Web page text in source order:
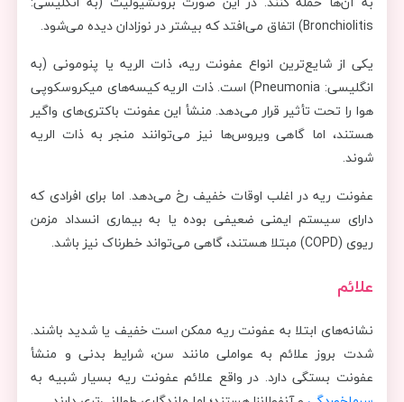
Bronchiolitis) اتفاق می‌افتد که بیشتر در نوزادان دیده می‌شود.
یکی از شایع‌ترین انواع عفونت ریه، ذات الریه یا پنومونی (به
انگلیسی: Pneumonia) است. ذات الریه کیسه‌های میکروسکوپی
هوا را تحت تأثیر قرار می‌دهد. منشأ این عفونت باکتری‌های واگیر
هستند، اما گاهی ویروس‌ها نیز می‌توانند منجر به ذات الریه
شوند.
عفونت ریه در اغلب اوقات خفیف رخ می‌دهد. اما برای افرادی که
دارای سیستم ایمنی ضعیفی بوده یا به بیماری انسداد مزمن
ریوی (COPD) مبتلا هستند، گاهی می‌تواند خطرناک نیز باشد.
علائم
نشانه‌های ابتلا به عفونت ریه ممکن است خفیف یا شدید باشند.
شدت بروز علائم به عواملی مانند سن، شرایط بدنی و منشأ
عفونت بستگی دارد. در واقع علائم عفونت ریه بسیار شبیه به